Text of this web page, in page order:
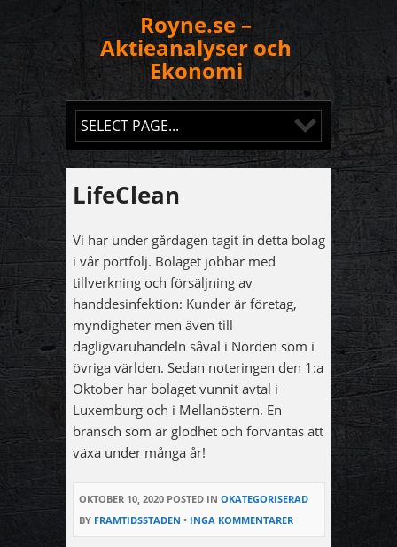
Royne.se –
Aktieanalyser och
Ekonomi
LifeClean
Vi har under gårdagen tagit in detta bolag
i vår portfölj. Bolaget jobbar med
tillverkning och försäljning av
handdesinfektion: Kunder är företag,
myndigheter men även till
dagligvaruhandeln såväl i Norden som i
övriga världen. Sedan noteringen den 1:a
Oktober har bolaget vunnit avtal i
Luxemburg och i Mellanöstern. En
bransch som är glödhet och förväntas att
växa under många år!
OKTOBER 10, 2020POSTED IN OKATEGORISERAD
BY FRAMTIDSSTADEN • INGA KOMMENTARER